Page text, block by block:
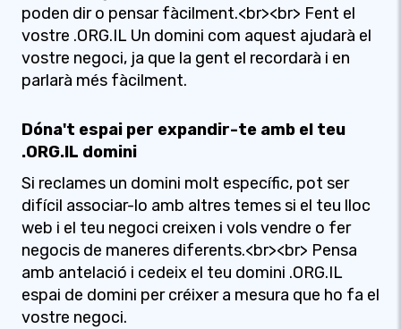
poden dir o pensar fàcilment.<br><br> Fent el
vostre .ORG.IL Un domini com aquest ajudarà el
vostre negoci, ja que la gent el recordarà i en
parlarà més fàcilment.
Dóna't espai per expandir-te amb el teu
.ORG.IL domini
Si reclames un domini molt específic, pot ser
difícil associar-lo amb altres temes si el teu lloc
web i el teu negoci creixen i vols vendre o fer
negocis de maneres diferents.<br><br> Pensa
amb antelació i cedeix el teu domini .ORG.IL
espai de domini per créixer a mesura que ho fa el
vostre negoci.